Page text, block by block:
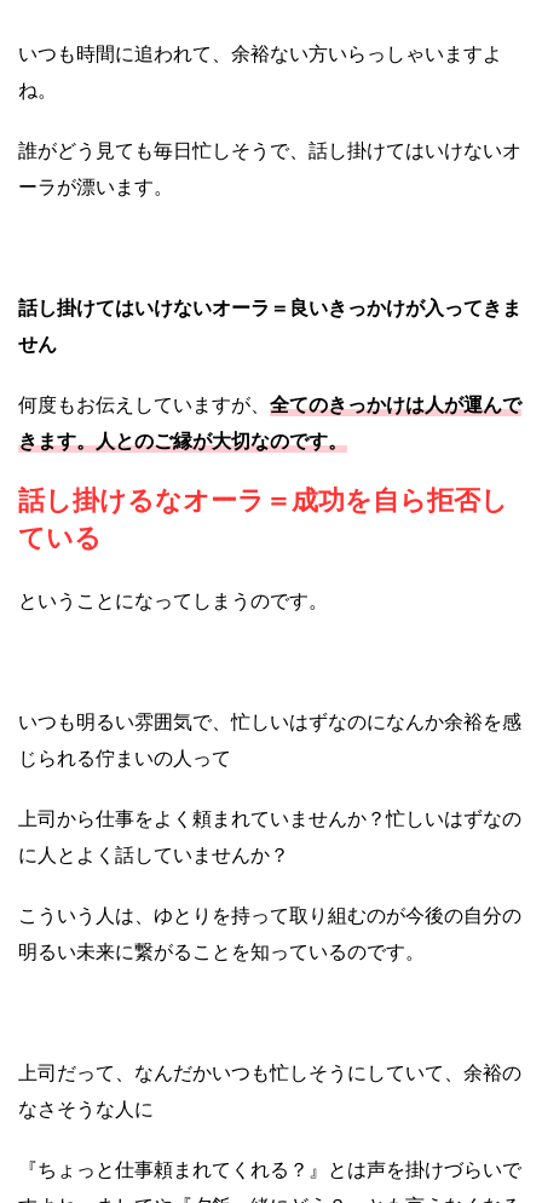
いつも時間に追われて、余裕ない方いらっしゃいますよ
ね。
誰がどう見ても毎日忙しそうで、話し掛けてはいけないオ
ーラが漂います。
話し掛けてはいけないオーラ＝良いきっかけが入ってきま
せん
何度もお伝えしていますが、 全てのきっかけは人が運んで
きます。人とのご縁が大切なのです。
話し掛けるなオーラ＝成功を自ら拒否し
ている
ということになってしまうのです。
いつも明るい雰囲気で、忙しいはずなのになんか余裕を感
じられる佇まいの人って
上司から仕事をよく頼まれていませんか？忙しいはずなの
に人とよく話していませんか？
こういう人は、ゆとりを持って取り組むのが今後の自分の
明るい未来に繋がることを知っているのです。
上司だって、なんだかいつも忙しそうにしていて、余裕の
なさそうな人に
『ちょっと仕事頼まれてくれる？』とは声を掛けづらいで